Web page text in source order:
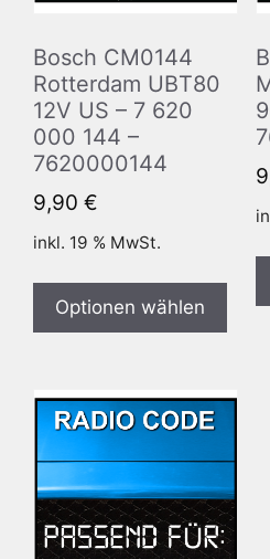
Bosch CM0144
Rotterdam UBT80
12V US – 7 620
000 144 –
7620000144
9,90 €
inkl. 19 % MwSt.
Optionen wählen